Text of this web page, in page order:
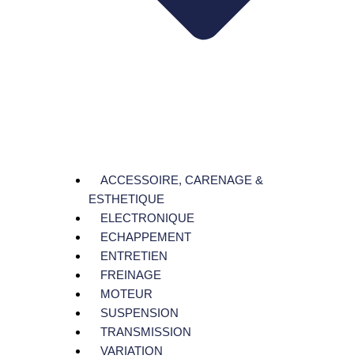
ACCESSOIRE, CARENAGE &
ESTHETIQUE
ELECTRONIQUE
ECHAPPEMENT
ENTRETIEN
FREINAGE
MOTEUR
SUSPENSION
TRANSMISSION
VARIATION